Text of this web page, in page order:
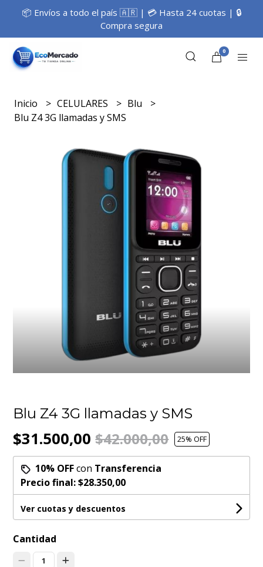
📦 Envíos a todo el país 🇦🇷 | 💳 Hasta 24 cuotas | 🔒
Compra segura
0
Inicio CELULARES
Blu
Blu Z4 3G llamadas y SMS
Blu Z4 3G llamadas y SMS
$31.500,00$42.000,00 25% OFF
10% OFFcon Transferencia
Precio final:$28.350,00
Ver cuotas y descuentos
Cantidad
1